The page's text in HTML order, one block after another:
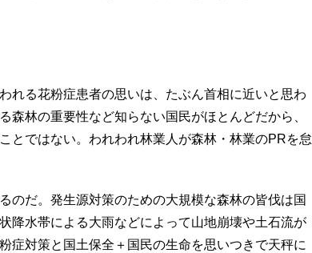
れる花粉症患者の思いは、たぶん首相に近いと思わ
森林の重要性など知らない国民がほとんどだから、
とではない。われわれ林業人が森林・林業のPRを怠
のだ。発生源対策のための大規模な森林の皆伐は国
降水帯による大雨などによって山地崩壊や土石流が
症対策と国土保全＋国民の生命を思いつきで天秤に